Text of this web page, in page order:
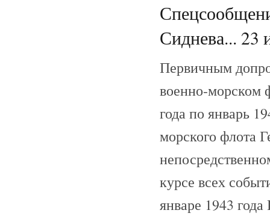
Сиднева... 23
Первичным
военно-морском
года по январь
морского флота
курсе всех
январе 1943